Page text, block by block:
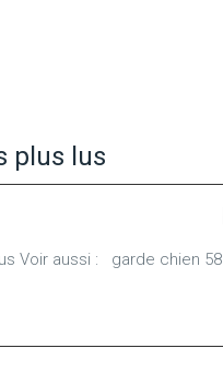
plus lus
Voir aussi : garde chien 58